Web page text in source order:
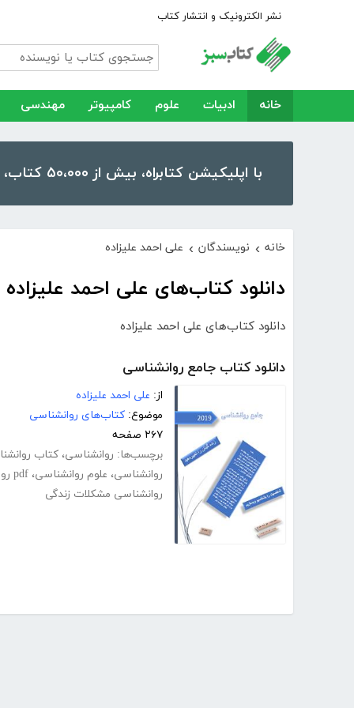
نشر الکترونیک و انتشار کتاب
خانه ادبیات علوم کامپیوتر مهندسی
با اپلیکیشن کتابراه، بیش از ۵۰،۰۰۰ کتاب، کتاب صوتی و رمان را در موبایل و تبلت خود داشته باشید!
خانه › نویسندگان › علی احمد علیزاده
دانلود کتاب‌های علی احمد علیزاده
دانلود کتاب‌های علی احمد علیزاده
دانلود کتاب جامع روانشناسی
از: علی احمد علیزاده
موضوع: کتاب‌های روانشناسی
۲۶۷ صفحه
برچسب‌ها: روانشناسی، کتاب
روانشناسی، علوم روانشناسی، pdf روانشناسی عمومی
روانشناسی مشکلات زندگی